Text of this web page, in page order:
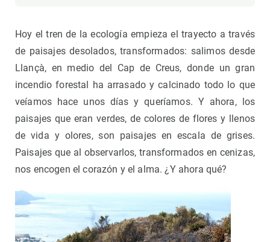
Hoy el tren de la ecología empieza el trayecto a través
de paisajes desolados, transformados: salimos desde
Llançà, en medio del Cap de Creus, donde un gran
incendio forestal ha arrasado y calcinado todo lo que
veíamos hace unos días y queríamos. Y ahora, los
paisajes que eran verdes, de colores de flores y llenos
de vida y olores, son paisajes en escala de grises.
Paisajes que al observarlos, transformados en cenizas,
nos encogen el corazón y el alma. ¿Y ahora qué?